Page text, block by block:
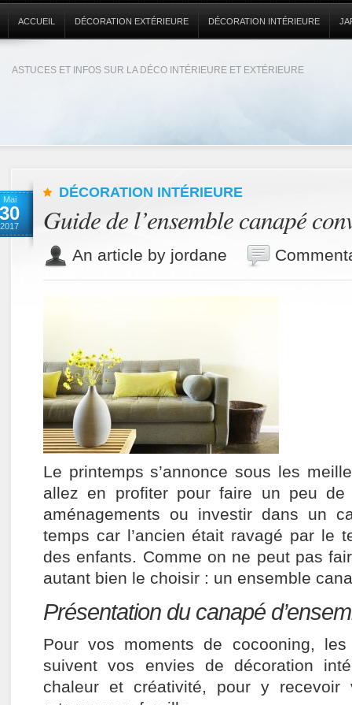
ASTUCES ET INFOS SUR LA DÉCO INTÉRIEURE ET EXTÉRIEURE
ACCUEIL DÉCORATION EXTÉRIEURE DÉCORATION INTÉRIEURE
Mai
30
2017
DÉCORATION INTÉRIEURE
Guide de l’ensemble canapé
An article by jordane
Le printemps s’annonce sous les
allez en profiter pour faire un peu de
aménagements ou investir dans un
temps car l’ancien était ravagé par le
des enfants. Comme on ne peut pas
autant bien le choisir : un ensemble
Présentation du canapé
Pour vos moments de cocooning, les
suivent vos envies de décoration
chaleur et créativité, pour y